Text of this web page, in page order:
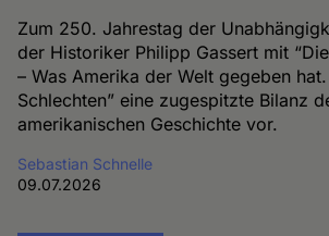
Zum 250. Jahrestag der
der Historiker Philipp Gassert mit
– Was Amerika der Welt gegeben
Schlechten” eine zugespitzte Bilanz
amerikanischen Geschichte vor.
Sebastian Schnelle
09.07.2026